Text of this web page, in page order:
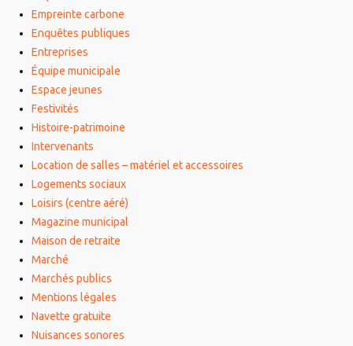
Empreinte carbone
Enquêtes publiques
Entreprises
Équipe municipale
Espace jeunes
Festivités
Histoire-patrimoine
Intervenants
Location de salles – matériel et accessoires
Logements sociaux
Loisirs (centre aéré)
Magazine municipal
Maison de retraite
Marché
Marchés publics
Mentions légales
Navette gratuite
Nuisances sonores